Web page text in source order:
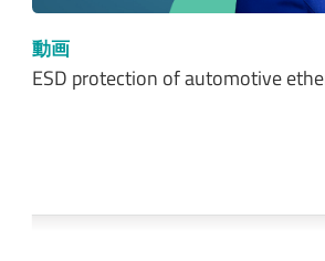
動画
ESD protection of automotive